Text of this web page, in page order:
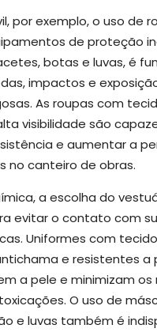
por exemplo, o uso de
de proteção
botas e luvas, é
impactos e
As roupas com
visibilidade são
e aumentar a
no canteiro de obras.
a escolha do
evitar o contato com
Uniformes com
e resistentes a
a pele e minimizam os
O uso de
e luvas também é